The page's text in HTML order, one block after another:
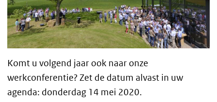
Komt u volgend jaar ook naar onze
werkconferentie? Zet de datum alvast in uw
agenda: donderdag 14 mei 2020.